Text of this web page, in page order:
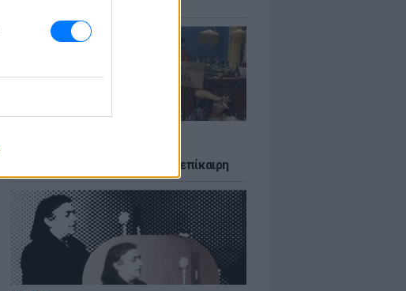
νεοπλουτισμό και παραμένει επίκαιρη